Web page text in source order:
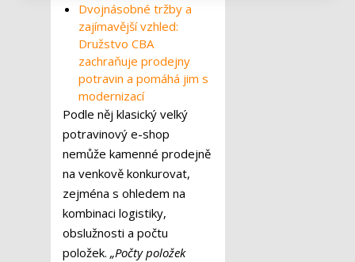
Dvojnásobné tržby a
zajímavější vzhled:
Družstvo CBA
zachraňuje prodejny
potravin a pomáhá jim s
modernizací
Podle něj klasický velký
potravinový e-shop
nemůže kamenné prodejně
na venkově konkurovat,
zejména s ohledem na
kombinaci logistiky,
obslužnosti a počtu
položek. „Počty položek